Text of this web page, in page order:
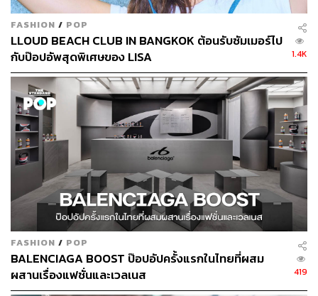
FASHION / POP
LLOUD BEACH CLUB IN BANGKOK ต้อนรับซัมเมอร์ไป
กับป๊อปอัพสุดพิเศษของ LISA
1.4K
FASHION / POP
BALENCIAGA BOOST ป๊อปอัปครั้งแรกในไทยที่ผสม
ผสานเรื่องแฟชั่นและเวลเนส
419